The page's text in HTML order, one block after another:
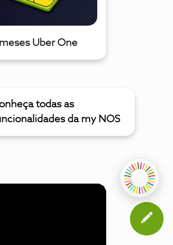
Uber One
todas as
da my NOS